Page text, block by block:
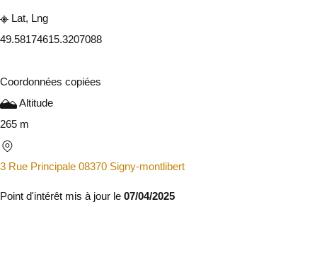
Lat, Lng
49.58174615.3207088
Coordonnées copiées
Altitude
265 m
3 Rue Principale 08370 Signy-montlibert
Point d'intérêt mis à jour le 07/04/2025